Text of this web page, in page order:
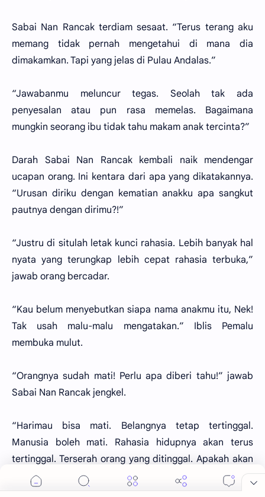
Sabai Nan Rancak terdiam sesaat. “Terus terang aku
memang tidak pernah mengetahui di mana dia
dimakamkan. Tapi yang jelas di Pulau Andalas.”
“Jawabanmu meluncur tegas. Seolah tak ada
penyesalan atau pun rasa memelas. Bagaimana
mungkin seorang ibu tidak tahu makam anak tercinta?”
Darah Sabai Nan Rancak kembali naik mendengar
ucapan orang. Ini kentara dari apa yang dikatakannya.
“Urusan diriku dengan kematian anakku apa sangkut
pautnya dengan dirimu?!”
“Justru di situlah letak kunci rahasia. Lebih banyak hal
nyata yang terungkap lebih cepat rahasia terbuka,”
jawab orang bercadar.
“Kau belum menyebutkan siapa nama anakmu itu, Nek!
Tak usah malu-malu mengatakan.” Iblis Pemalu
membuka mulut.
“Orangnya sudah mati! Perlu apa diberi tahu!” jawab
Sabai Nan Rancak jengkel.
“Harimau bisa mati. Belangnya tetap tertinggal.
Manusia boleh mati. Rahasia hidupnya akan terus
tertinggal. Terserah orang yang ditinggal. Apakah akan
mencari manfaat. Atau mudarat!”